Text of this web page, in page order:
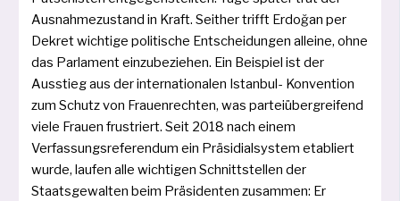
Ausnahmezustand in Kraft. Seither trifft Erdoğan per
Dekret wich­ti­ge poli­ti­sche Entscheidungen allei­ne, ohne
das Parlament ein­zu­be­zie­hen. Ein Beispiel ist der
Ausstieg aus der inter­na­tio­na­len Istanbul- Konvention
zum Schutz von Frauenrechten, was par­tei­über­grei­fend
vie­le Frauen frus­triert. Seit 2018 nach einem
Verfassungsreferendum ein Präsidialsystem eta­bliert
wur­de, lau­fen alle wich­ti­gen Schnittstellen der
Staatsgewalten beim Präsidenten zusam­men: Er